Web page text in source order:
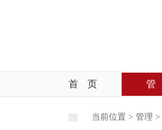
首 页 管
当前位置 > 管理 >